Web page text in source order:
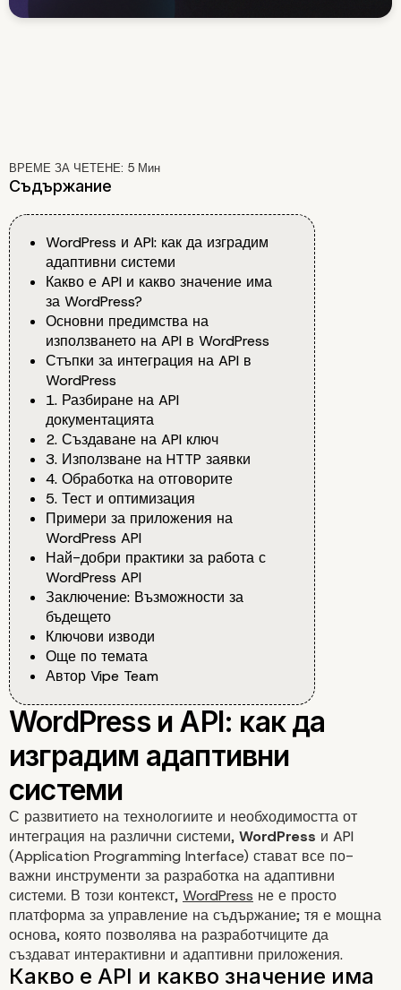
ВРЕМЕ ЗА ЧЕТЕНЕ: 5 Мин
Съдържание
WordPress и API: как да изградим
адаптивни системи
Какво е API и какво значение има
за WordPress?
Основни предимства на
използването на API в WordPress
Стъпки за интеграция на API в
WordPress
1. Разбиране на API
документацията
2. Създаване на API ключ
3. Използване на HTTP заявки
4. Обработка на отговорите
5. Тест и оптимизация
Примери за приложения на
WordPress API
Най-добри практики за работа с
WordPress API
Заключение: Възможности за
бъдещето
Ключови изводи
Още по темата
Автор Vipe Team
С развитието на технологиите и необходимостта от
интеграция на различни системи, WordPress и API
(Application Programming Interface) стават все по-
важни инструменти за разработка на адаптивни
системи. В този контекст, WordPress не е просто
платформа за управление на съдържание; тя е мощна
основа, която позволява на разработчиците да
създават интерактивни и адаптивни приложения.